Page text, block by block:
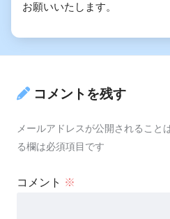
お願いいたします。
コメントを残す
メールアドレスが公開されること
る欄は必須項目です
コメント ※